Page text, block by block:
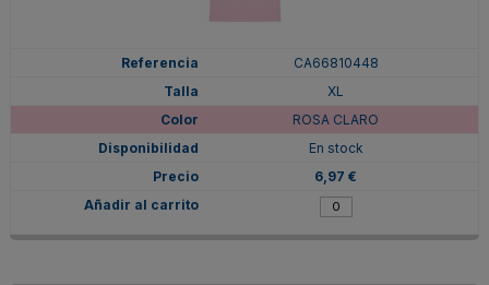
CA66810448
XL
ROSA CLARO
En stock
6,97 €